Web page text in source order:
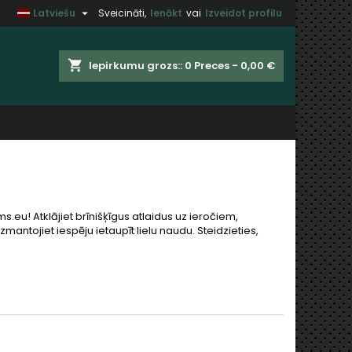
Sveicināti, Ienākt vai Izveidot profilu
Latviešu 
shopping_cart Iepirkumu grozs:: 0 Preces - 0,00 €
Atklājiet brīnišķīgus atlaidus uz ieročiem,
iespēju ietaupīt lielu naudu. Steidzieties,